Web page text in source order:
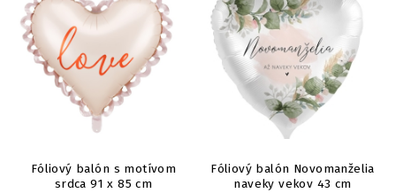
Fóliový balón s motívom
srdca 91 x 85 cm
Fóliový balón Novomanželia
naveky vekov 43 cm